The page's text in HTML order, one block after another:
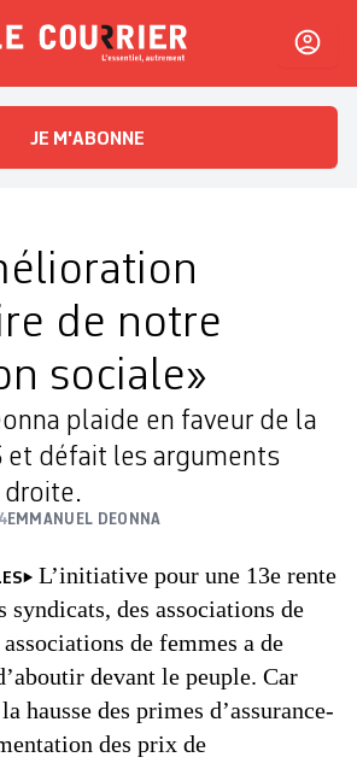
L'essentiel, autrement
JE M'ABONNE
de notre
sociale»
plaide en faveur de la
et défait les arguments
droite.
EMMANUEL DEONNA
L’initiative pour une 13e rente
syndicats, des associations de
de femmes a de
devant le peuple. Car
hausse des primes d’assurance-
des prix de